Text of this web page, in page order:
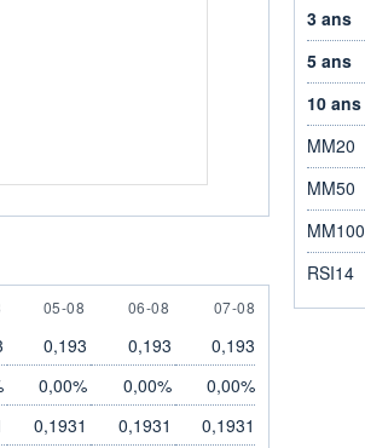
5 AUGUST
05-08 6 AUGUST
06-08 7 AUGUST
07-08
0,193 0,193 0,193
0,00% 0,00% 0,00%
0,1931 0,1931 0,1931
3 ans
5 ans
10 ans
MM20
MM50
MM100
RSI14